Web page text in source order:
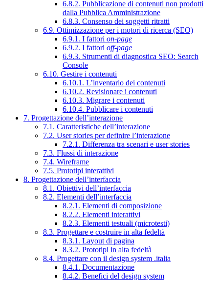
6.8.2. Pubblicazione di contenuti non prodotti
dalla Pubblica Amministrazione
6.8.3. Consenso dei soggetti ritratti
6.9. Ottimizzazione per i motori di ricerca (SEO)
6.9.1. I fattori on-page
6.9.2. I fattori off-page
6.9.3. Strumenti di diagnostica SEO: Search
Console
6.10. Gestire i contenuti
6.10.1. L’inventario dei contenuti
6.10.2. Revisionare i contenuti
6.10.3. Migrare i contenuti
6.10.4. Pubblicare i contenuti
7. Progettazione dell’interazione
7.1. Caratteristiche dell’interazione
7.2. User stories per definire l’interazione
7.2.1. Differenza tra scenari e user stories
7.3. Flussi di interazione
7.4. Wireframe
7.5. Prototipi interattivi
8. Progettazione dell’interfaccia
8.1. Obiettivi dell’interfaccia
8.2. Elementi dell’interfaccia
8.2.1. Elementi di composizione
8.2.2. Elementi interattivi
8.2.3. Elementi testuali (microtesti)
8.3. Progettare e costruire in alta fedeltà
8.3.1. Layout di pagina
8.3.2. Prototipi in alta fedeltà
8.4. Progettare con il design system .italia
8.4.1. Documentazione
8.4.2. Benefici del design system